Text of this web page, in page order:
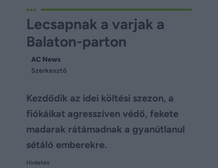
Lecsapnak a varjak a
Balaton-parton
AC News
Szerkesztő
Kezdődik az idei költési szezon, a
fiókáikat agresszíven védő, fekete
madarak rátámadnak a gyanútlanul
sétáló emberekre.
Hirdetés